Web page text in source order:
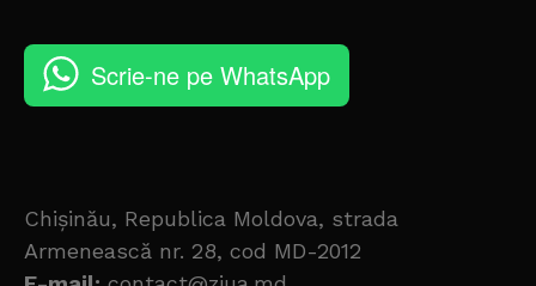
Scrie-ne pe WhatsApp
Chișinău, Republica Moldova, strada
Armenească nr. 28, cod MD-2012